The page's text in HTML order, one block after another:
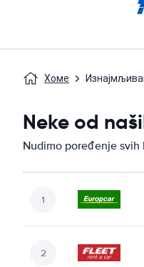
Хоме
Neke od
Nudimo poređenje